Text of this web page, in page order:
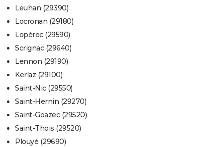
Leuhan (29390)
Locronan (29180)
Lopérec (29590)
Scrignac (29640)
Lennon (29190)
Kerlaz (29100)
Saint-Nic (29550)
Saint-Hernin (29270)
Saint-Goazec (29520)
Saint-Thois (29520)
Plouyé (29690)